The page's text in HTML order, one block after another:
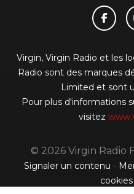
Virgin, Virgin Radio et les
Radio sont des marques
Limited et sont
Pour plus d'informations
visitez
© 2026 Virgin Radio
Signaler un contenu -
cookies